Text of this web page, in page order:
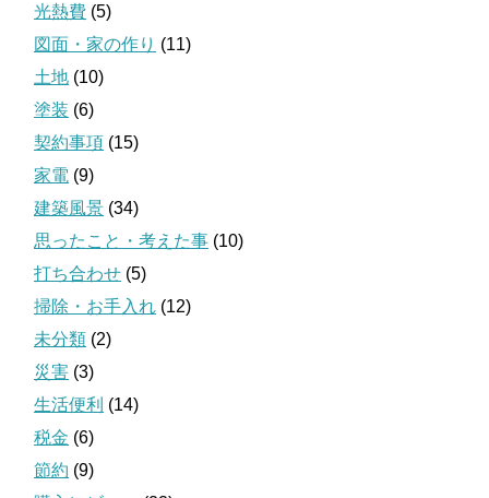
光熱費 (5)
図面・家の作り (11)
土地 (10)
塗装 (6)
契約事項 (15)
家電 (9)
建築風景 (34)
思ったこと・考えた事 (10)
打ち合わせ (5)
掃除・お手入れ (12)
未分類 (2)
災害 (3)
生活便利 (14)
税金 (6)
節約 (9)